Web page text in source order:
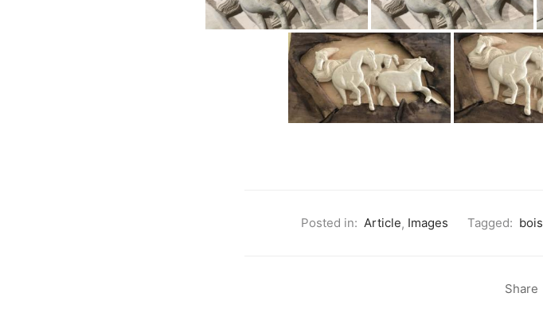
Posted in: Article, Images Tagged: bois
Share